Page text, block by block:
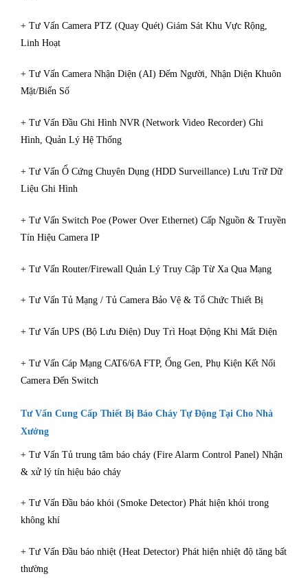
+ Tư Vấn Camera PTZ (Quay Quét) Giám Sát Khu Vực Rộng,
Linh Hoạt
+ Tư Vấn Camera Nhận Diện (AI) Đếm Người, Nhận Diện Khuôn
Mặt/Biển Số
+ Tư Vấn Đầu Ghi Hình NVR (Network Video Recorder) Ghi
Hình, Quản Lý Hệ Thống
+ Tư Vấn Ổ Cứng Chuyên Dụng (HDD Surveillance) Lưu Trữ Dữ
Liệu Ghi Hình
+ Tư Vấn Switch Poe (Power Over Ethernet) Cấp Nguồn & Truyền
Tín Hiệu Camera IP
+ Tư Vấn Router/Firewall Quản Lý Truy Cập Từ Xa Qua Mạng
+ Tư Vấn Tủ Mạng / Tủ Camera Bảo Vệ & Tổ Chức Thiết Bị
+ Tư Vấn UPS (Bộ Lưu Điện) Duy Trì Hoạt Động Khi Mất Điện
+ Tư Vấn Cáp Mạng CAT6/6A FTP, Ống Gen, Phụ Kiện Kết Nối
Camera Đến Switch
Tư Vấn Cung Cấp Thiết Bị Báo Cháy Tự Động Tại Cho Nhà
Xưởng
+ Tư Vấn Tủ trung tâm báo cháy (Fire Alarm Control Panel) Nhận
& xử lý tín hiệu báo cháy
+ Tư Vấn Đầu báo khói (Smoke Detector) Phát hiện khói trong
không khí
+ Tư Vấn Đầu báo nhiệt (Heat Detector) Phát hiện nhiệt độ tăng bất
thường